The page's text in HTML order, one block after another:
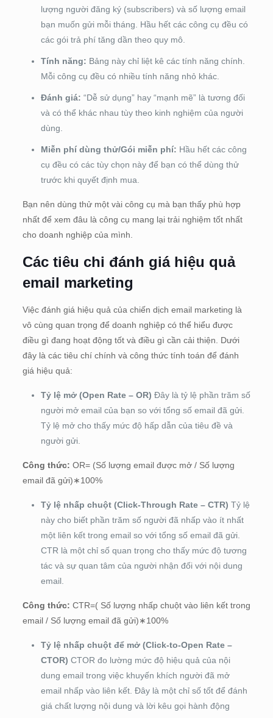
lượng người đăng ký (subscribers) và số lượng email
bạn muốn gửi mỗi tháng. Hầu hết các công cụ đều có
các gói trả phí tăng dần theo quy mô.
Tính năng: Bảng này chỉ liệt kê các tính năng chính.
Mỗi công cụ đều có nhiều tính năng nhỏ khác.
Đánh giá: “Dễ sử dụng” hay “mạnh mẽ” là tương đối
và có thể khác nhau tùy theo kinh nghiệm của người
dùng.
Miễn phí dùng thử/Gói miễn phí: Hầu hết các công
cụ đều có các tùy chọn này để bạn có thể dùng thử
trước khi quyết định mua.
Bạn nên dùng thử một vài công cụ mà bạn thấy phù hợp
nhất để xem đâu là công cụ mang lại trải nghiệm tốt nhất
cho doanh nghiệp của mình.
Các tiêu chi đánh giá hiệu quả
email marketing
Việc đánh giá hiệu quả của chiến dịch email marketing là
vô cùng quan trọng để doanh nghiệp có thể hiểu được
điều gì đang hoạt động tốt và điều gì cần cải thiện. Dưới
đây là các tiêu chí chính và công thức tính toán để đánh
giá hiệu quả:
Tỷ lệ mở (Open Rate – OR) Đây là tỷ lệ phần trăm số
người mở email của bạn so với tổng số email đã gửi.
Tỷ lệ mở cho thấy mức độ hấp dẫn của tiêu đề và
người gửi.
Công thức: OR= (Số lượng email được mở / Số lượng
email đã gửi)∗100%
Tỷ lệ nhấp chuột (Click-Through Rate – CTR) Tỷ lệ
này cho biết phần trăm số người đã nhấp vào ít nhất
một liên kết trong email so với tổng số email đã gửi.
CTR là một chỉ số quan trọng cho thấy mức độ tương
tác và sự quan tâm của người nhận đối với nội dung
email.
Công thức: CTR=( Số lượng nhấp chuột vào liên kết trong
email / Số lượng email đã gửi)∗100%
Tỷ lệ nhấp chuột để mở (Click-to-Open Rate –
CTOR) CTOR đo lường mức độ hiệu quả của nội
dung email trong việc khuyến khích người đã mở
email nhấp vào liên kết. Đây là một chỉ số tốt để đánh
giá chất lượng nội dung và lời kêu gọi hành động